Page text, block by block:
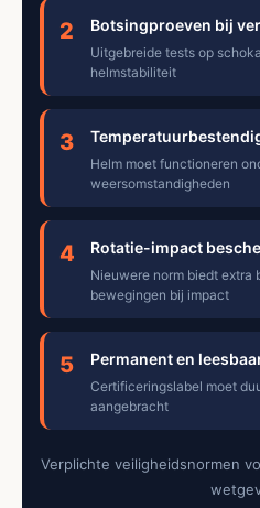
2 Botsingproeven bij
Uitgebreide tests op
helmstabiliteit
3
Helm moet functioneren
weersomstandigheden
4 Rotatie-impact
Nieuwere norm biedt extra
bewegingen bij impact
5 Permanent en
Certificeringslabel moet
aangebracht
Verplichte veiligheidsnormen